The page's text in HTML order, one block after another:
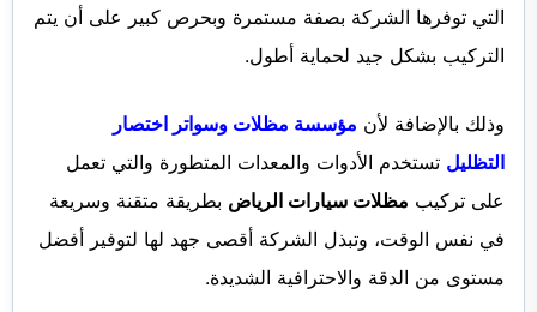
التي توفرها الشركة بصفة مستمرة وبحرص كبير على أن يتم
التركيب بشكل جيد لحماية أطول.
وذلك بالإضافة لأن مؤسسة مظلات وسواتر اختصار
التظليل تستخدم الأدوات والمعدات المتطورة والتي تعمل
على تركيب مظلات سيارات الرياض بطريقة متقنة وسريعة
في نفس الوقت، وتبذل الشركة أقصى جهد لها لتوفير أفضل
مستوى من الدقة والاحترافية الشديدة.